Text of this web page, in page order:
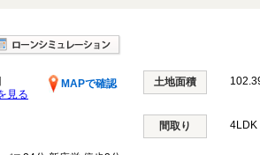
MAPで確認
見る
土地面積
間取り